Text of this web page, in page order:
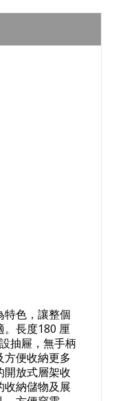
特色，讓整個
。長度180 厘
抽屜，無手柄
方便收納更多
開放式層架收
收納儲物及展